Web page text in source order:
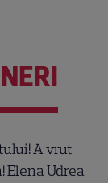
A vrut
Elena Udrea